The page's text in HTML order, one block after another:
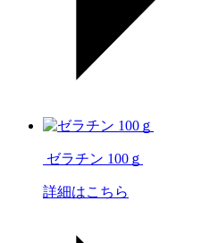
ゼラチン 100ｇ
詳細はこちら